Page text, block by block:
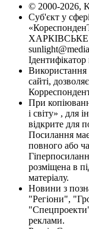
© 2000-2026,
Суб'єкт у
ХАРКІВСЬКЕ
Використання
сайті,
При
і світу» , для
відкрите для
Посилання
повного або
розміщена в
матеріалу.
Новини з
"Регіони",
реклами.